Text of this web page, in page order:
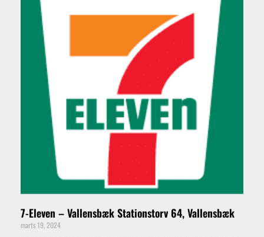
7-Eleven – Vallensbæk Stationstorv 64, Vallensbæk
marts 19, 2024